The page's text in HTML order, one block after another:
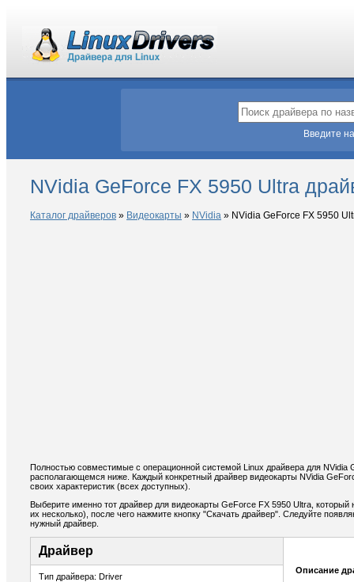
Введите
NVidia GeForce FX 5950 Ultra
Каталог драйверов » Видеокарты » NVidia » NVidia GeForce FX 5950
Полностью совместимые с операционной системой Linux драйвера для NVidia
располагающемся ниже. Каждый конкретный драйвер видеокарты NVidia
своих характеристик (всех доступных).
Выберите именно тот драйвер для видеокарты GeForce FX 5950 Ultra,
их несколько), после чего нажмите кнопку "Скачать драйвер". Следуйте
нужный драйвер.
Драйвер
Тип драйвера: Driver
Описание